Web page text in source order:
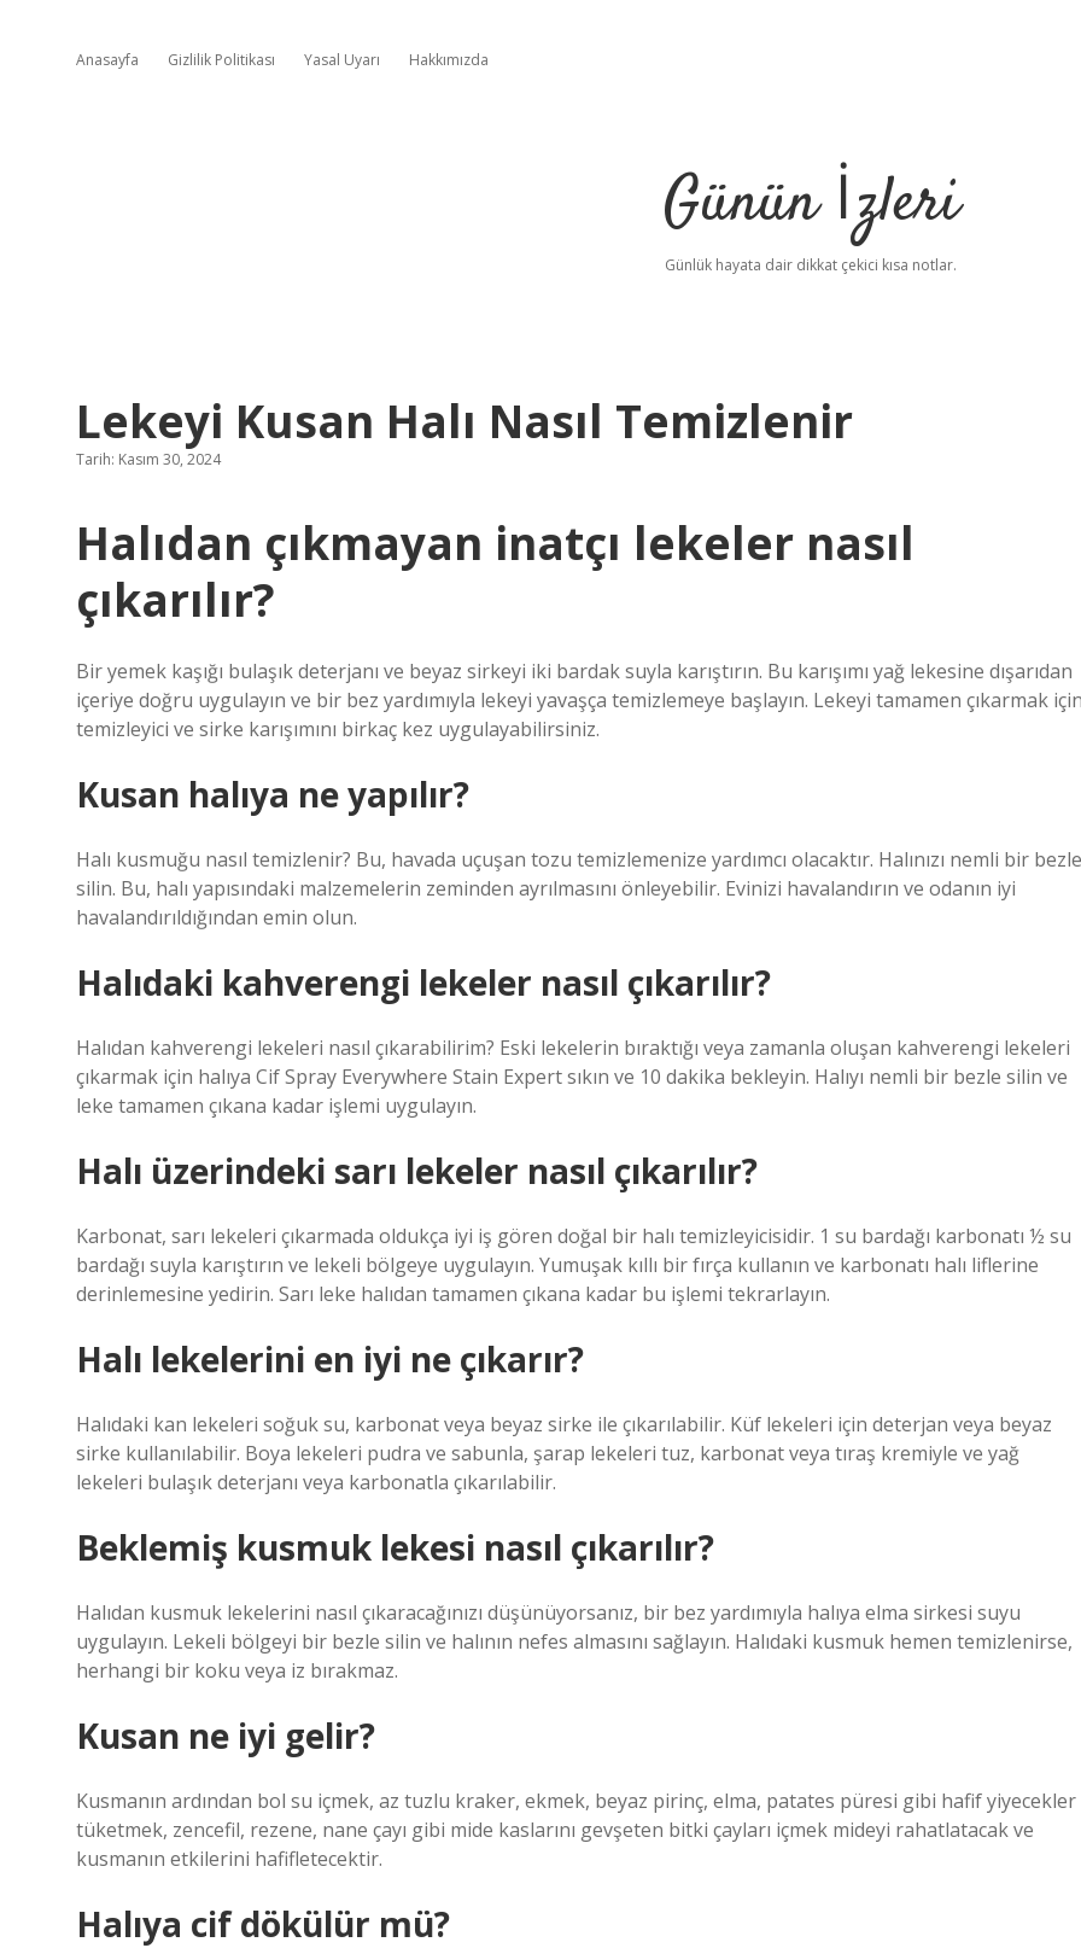
Anasayfa Gizlilik Politikası Yasal Uyarı Hakkımızda
Günün İzleri
Günlük hayata dair dikkat çekici kısa notlar.
Lekeyi Kusan Halı Nasıl Temizlenir
Tarih: Kasım 30, 2024
Halıdan çıkmayan inatçı lekeler nasıl
çıkarılır?
Bir yemek kaşığı bulaşık deterjanı ve beyaz sirkeyi iki bardak suyla karıştırın. Bu karışımı yağ lekesine dışarıdan
içeriye doğru uygulayın ve bir bez yardımıyla lekeyi yavaşça temizlemeye başlayın. Lekeyi tamamen çıkarmak
temizleyici ve sirke karışımını birkaç kez uygulayabilirsiniz.
Kusan halıya ne yapılır?
Halı kusmuğu nasıl temizlenir? Bu, havada uçuşan tozu temizlemenize yardımcı olacaktır. Halınızı nemli bir bezle
silin. Bu, halı yapısındaki malzemelerin zeminden ayrılmasını önleyebilir. Evinizi havalandırın ve odanın iyi
havalandırıldığından emin olun.
Halıdaki kahverengi lekeler nasıl çıkarılır?
Halıdan kahverengi lekeleri nasıl çıkarabilirim? Eski lekelerin bıraktığı veya zamanla oluşan kahverengi lekeleri
çıkarmak için halıya Cif Spray Everywhere Stain Expert sıkın ve 10 dakika bekleyin. Halıyı nemli bir bezle silin ve
leke tamamen çıkana kadar işlemi uygulayın.
Halı üzerindeki sarı lekeler nasıl çıkarılır?
Karbonat, sarı lekeleri çıkarmada oldukça iyi iş gören doğal bir halı temizleyicisidir. 1 su bardağı karbonatı ½ su
bardağı suyla karıştırın ve lekeli bölgeye uygulayın. Yumuşak kıllı bir fırça kullanın ve karbonatı halı liflerine
derinlemesine yedirin. Sarı leke halıdan tamamen çıkana kadar bu işlemi tekrarlayın.
Halı lekelerini en iyi ne çıkarır?
Halıdaki kan lekeleri soğuk su, karbonat veya beyaz sirke ile çıkarılabilir. Küf lekeleri için deterjan veya beyaz
sirke kullanılabilir. Boya lekeleri pudra ve sabunla, şarap lekeleri tuz, karbonat veya tıraş kremiyle ve yağ
lekeleri bulaşık deterjanı veya karbonatla çıkarılabilir.
Beklemiş kusmuk lekesi nasıl çıkarılır?
Halıdan kusmuk lekelerini nasıl çıkaracağınızı düşünüyorsanız, bir bez yardımıyla halıya elma sirkesi suyu
uygulayın. Lekeli bölgeyi bir bezle silin ve halının nefes almasını sağlayın. Halıdaki kusmuk hemen temizlenirse,
herhangi bir koku veya iz bırakmaz.
Kusan ne iyi gelir?
Kusmanın ardından bol su içmek, az tuzlu kraker, ekmek, beyaz pirinç, elma, patates püresi gibi hafif yiyecekler
tüketmek, zencefil, rezene, nane çayı gibi mide kaslarını gevşeten bitki çayları içmek mideyi rahatlatacak ve
kusmanın etkilerini hafifletecektir.
Halıya cif dökülür mü?